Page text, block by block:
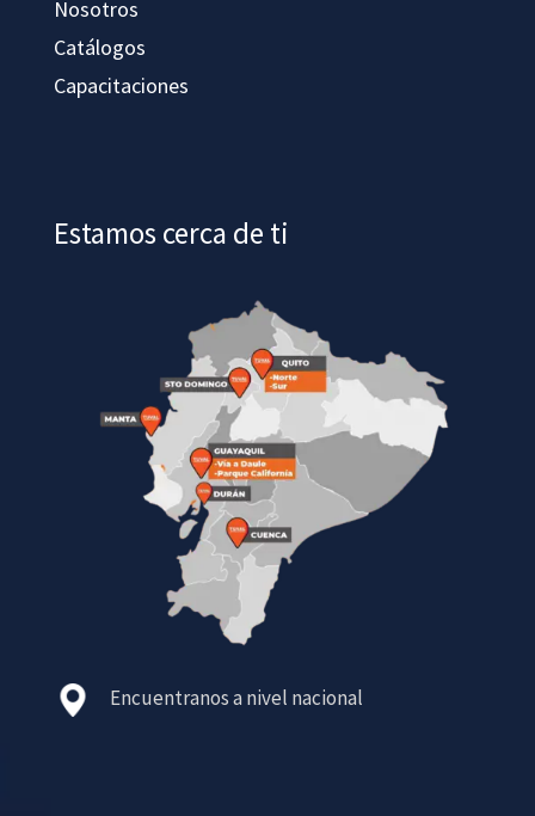
Nosotros
Catálogos
Capacitaciones
Estamos cerca de ti
Encuentranos a nivel nacional